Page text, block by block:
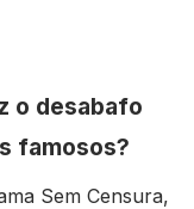
o desabafo
famosos?
Sem Censura,